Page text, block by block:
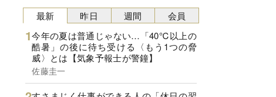
最新
今年の夏は普通じゃない…「40℃以上の
酷暑」の後に待ち受ける〈もう1つの脅
威〉とは【気象予報士が警鐘】
佐藤圭一
昨日 週間 会員